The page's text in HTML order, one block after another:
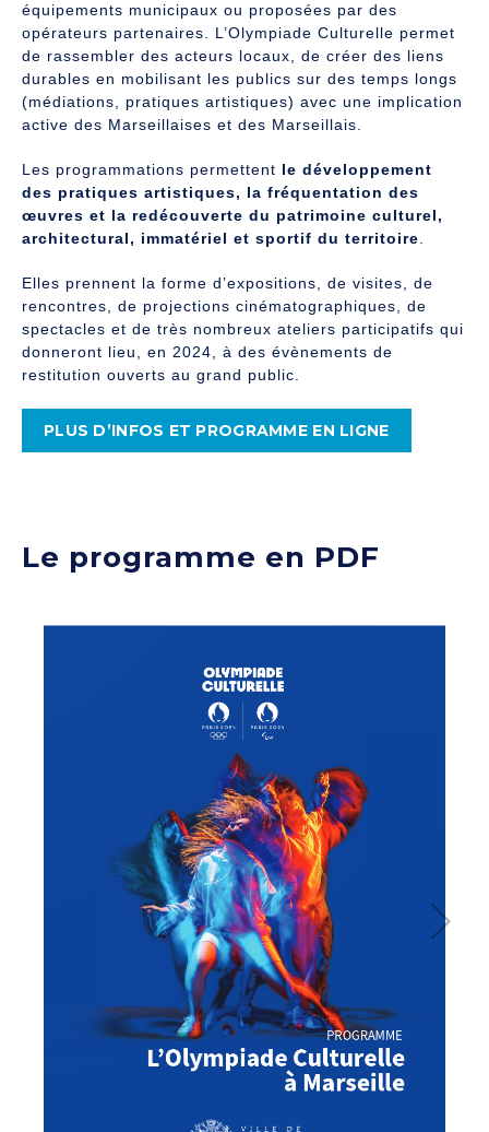
équipements municipaux ou proposées par des
opérateurs partenaires. L’Olympiade Culturelle permet
de rassembler des acteurs locaux, de créer des liens
durables en mobilisant les publics sur des temps longs
(médiations, pratiques artistiques) avec une implication
active des Marseillaises et des Marseillais.
Les programmations permettent le développement
des pratiques artistiques, la fréquentation des
œuvres et la redécouverte du patrimoine culturel,
architectural, immatériel et sportif du territoire
Elles prennent la forme d’expositions, de visites, de
rencontres, de projections cinématographiques, de
spectacles et de très nombreux ateliers participatifs qui
donneront lieu, en 2024, à des évènements de
restitution ouverts au grand public.
PLUS D’INFOS ET PROGRAMME EN LIGNE
Le programme en PDF